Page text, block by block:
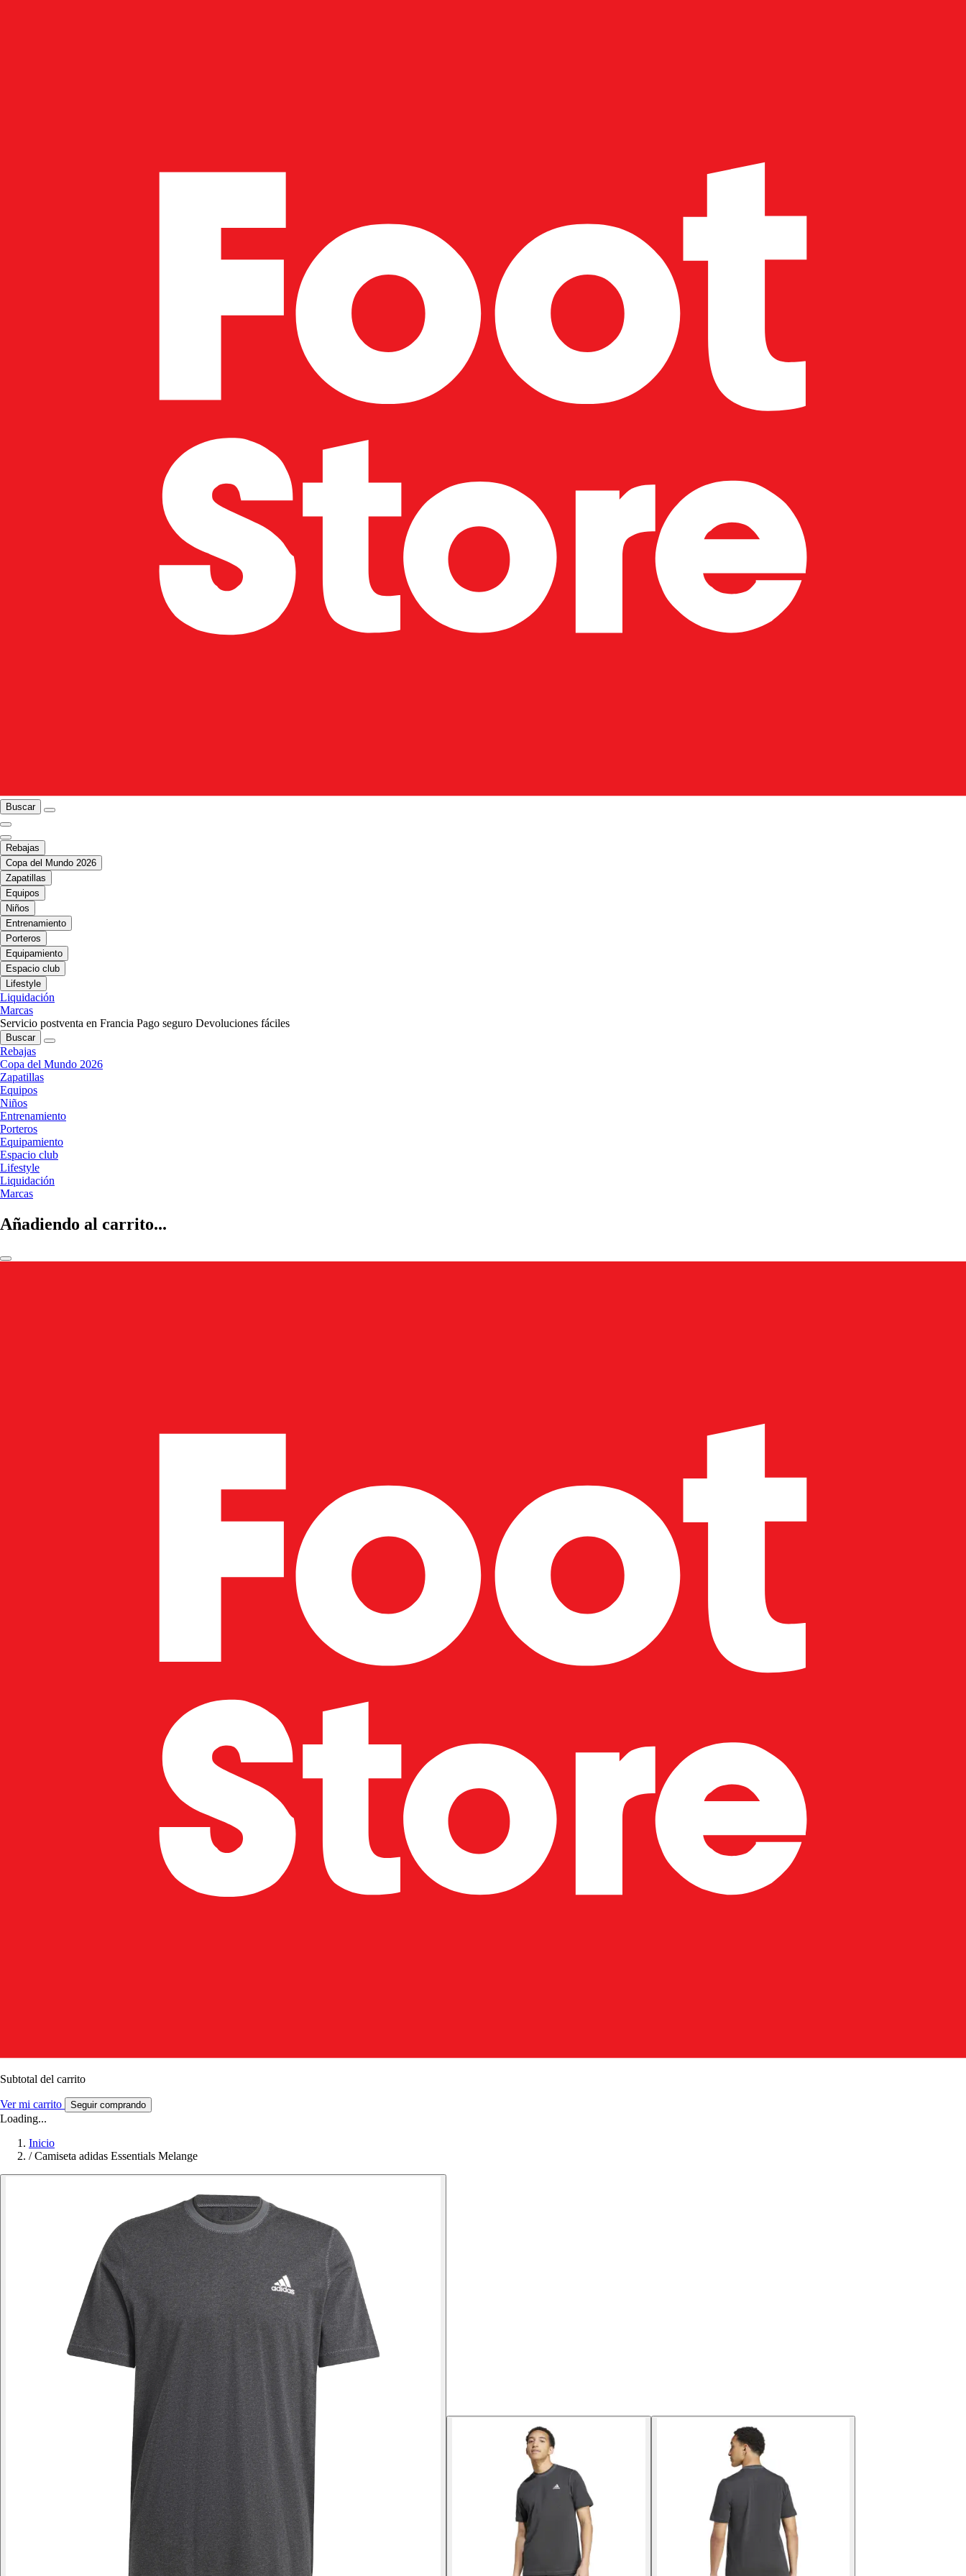
Buscar
Rebajas
Copa del Mundo 2026
Zapatillas
Equipos
Niños
Entrenamiento
Porteros
Equipamiento
Espacio club
Lifestyle
Liquidación
Marcas
Servicio postventa en Francia Pago seguro Devoluciones fáciles
Buscar
Rebajas
Copa del Mundo 2026
Zapatillas
Equipos
Niños
Entrenamiento
Porteros
Equipamiento
Espacio club
Lifestyle
Liquidación
Marcas
Añadiendo al carrito...
Subtotal del carrito
Ver mi carrito Seguir comprando
Loading...
Inicio
/ Camiseta adidas Essentials Melange